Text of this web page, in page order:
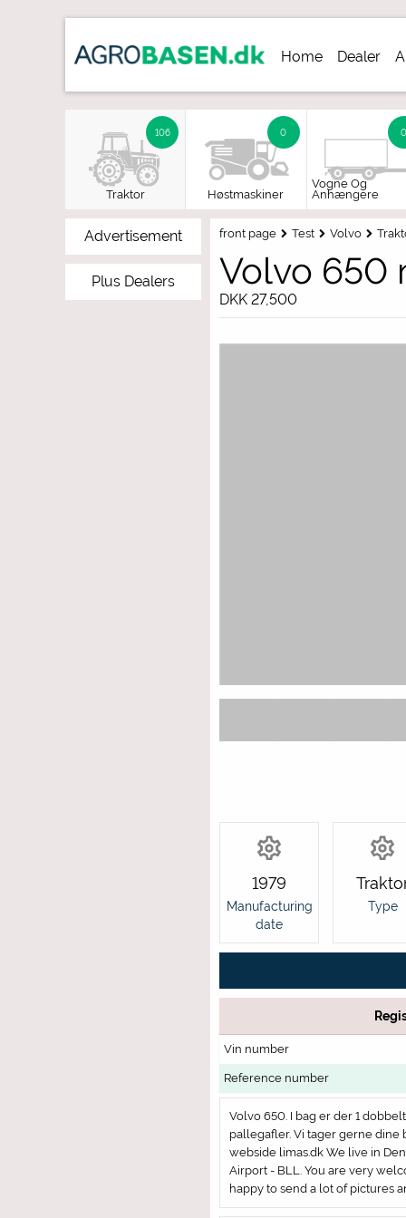
Home Dealer
Signup
106
Traktor
0
Høstmaskiner
0
Vogne Og
Anhængere
Advertisement
Plus Dealers
front page Test Volvo
Volvo 650
DKK 27,500
1979
Manufacturing
date
Type
Vin number
Reference number
Volvo 650. I bag er der 1
pallegafler. Vi tager gerne
webside limas.dk We live in
Airport - BLL. You are very
happy to send a lot of pictures